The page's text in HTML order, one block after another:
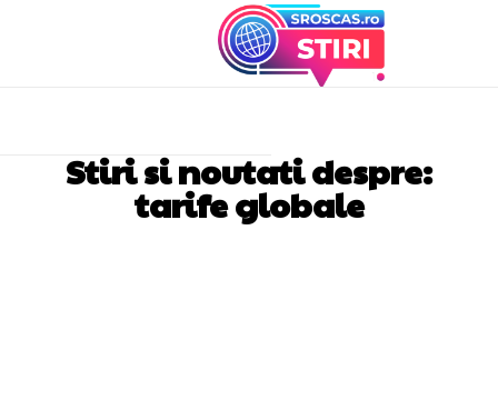
Stiri si noutati despre:
tarife globale